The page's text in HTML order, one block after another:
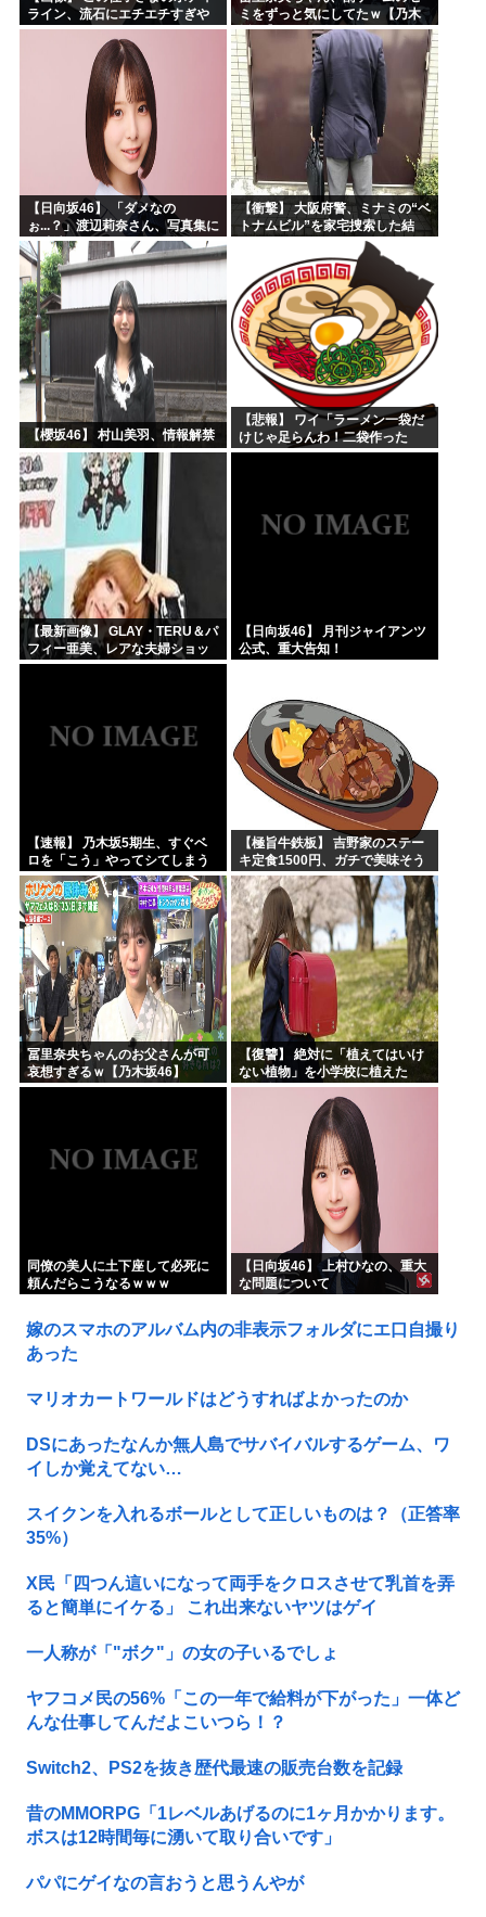
ライン、流石にエチエチすぎや
ろ！
ミをずっと気にしてたｗ【乃木
坂46】
【日向坂46】 「ダメなの
ぉ...？」渡辺莉奈さん、写真集に
興味津々
【衝撃】 大阪府警、ミナミの“ベ
トナムビル”を家宅捜索した結
【櫻坂46】 村山美羽、情報解禁
【悲報】 ワイ「ラーメン一袋だ
けじゃ足らんわ！二袋作った
ろ！」→結果ｗｗｗ
【最新画像】 GLAY・TERU＆パ
フィー亜美、レアな夫婦ショッ
トを公開してしまう！
【日向坂46】 月刊ジャイアンツ
公式、重大告知！
【速報】 乃木坂5期生、すぐベ
ロを「こう」やってシてしまう
ｗｗｗｗｗｗ
【極旨牛鉄板】 吉野家のステー
キ定食1500円、ガチで美味そう
ｗｗｗ
冨里奈央ちゃんのお父さんが可
哀想すぎるｗ【乃木坂46】
【復讐】 絶対に「植えてはいけ
ない植物」を小学校に植えた
→20年経って見に行くと…
「！？」衝撃の光景が・・・
同僚の美人に土下座して必死に
頼んだらこうなるｗｗｗ
【日向坂46】 上村ひなの、重大
な問題について
嫁のスマホのアルバム内の非表示フォルダにエ口自撮り
あった
マリオカートワールドはどうすればよかったのか
DSにあったなんか無人島でサバイバルするゲーム、ワ
イしか覚えてない…
スイクンを入れるボールとして正しいものは？（正答率
35%）
X民「四つん這いになって両手をクロスさせて乳首を弄
ると簡単にイケる」 これ出来ないヤツはゲイ
一人称が「"ボク"」の女の子いるでしょ
ヤフコメ民の56%「この一年で給料が下がった」一体ど
んな仕事してんだよこいつら！？
Switch2、PS2を抜き歴代最速の販売台数を記録
昔のMMORPG「1レベルあげるのに1ヶ月かかります。
ボスは12時間毎に湧いて取り合いです」
パパにゲイなの言おうと思うんやが